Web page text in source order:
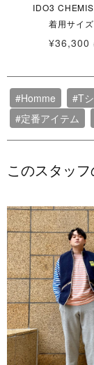
IDO3
着用サイ
¥36,300
#Homme #T
#定番アイテム
このスタッ